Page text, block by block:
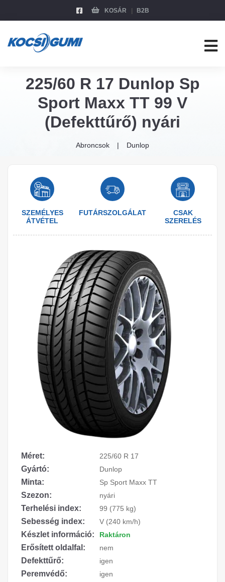
KOSÁR B2B
225/60 R 17 Dunlop Sp
Sport Maxx TT 99 V
(Defekttűrő) nyári
Abroncsok Dunlop
SZEMÉLYES
ÁTVÉTEL
FUTÁRSZOLGÁLAT
CSAK
SZERELÉS
Méret: 225/60 R 17
Gyártó: Dunlop
Minta: Sp Sport Maxx TT
Szezon: nyári
Terhelési index: 99 (775 kg)
Sebesség index: V (240 km/h)
Készlet információ: Raktáron
Erősített oldalfal: nem
Defekttűrő: igen
Peremvédő: igen